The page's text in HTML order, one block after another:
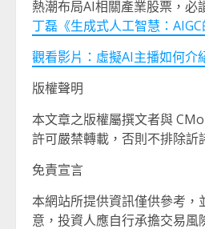
熱潮布局AI相關產業股票，必
丁磊《生成式人工智慧：AIGC
觀看影片：虛擬AI主播如何介
版權聲明
本文章之版權屬撰文者與
許可嚴禁轉載，否則不排除訢
免責宣言
本網站所提供資訊僅供參考，
意，投資人應自行承擔交易風